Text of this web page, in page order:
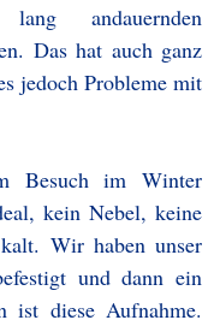
andauernden
Das hat auch ganz
jedoch Probleme mit
Besuch im Winter
kein Nebel, keine
Wir haben unser
und dann ein
ist diese Aufnahme.